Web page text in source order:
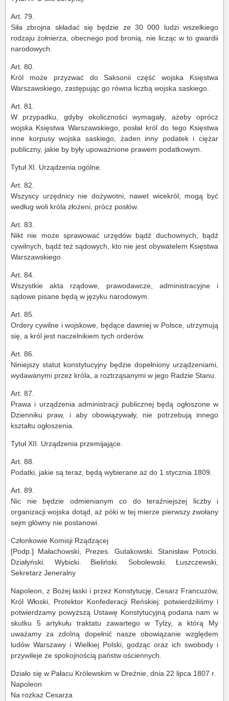
Art. 79.
Siła zbrojna składać się będzie ze 30 000 ludzi wszelkiego
rodzaju żołnierza, obecnego pod bronią, nie licząc w to gwardii
narodowych.
Art. 80.
Król może przyzwać do Saksonii część wojska Księstwa
Warszawskiego, zastępując go równa liczbą wojska saskiego.
Art. 81.
W przypadku, gdyby okoliczności wymagały, ażeby oprócz
wojska Księstwa Warszawskiego, posłał król do tego Księstwa
inne korpusy wojska saskiego, żaden inny podatek i ciężar
publiczny, jakie by były upoważnione prawem podatkowym.
Tytuł XI. Urządzenia ogólne.
Art. 82.
Wszyscy urzędnicy nie dożywotni, nawet wicekról, mogą być
według woli króla złożeni, prócz posłów.
Art. 83.
Nikt nie może sprawować urzędów bądź duchownych, bądź
cywilnych, bądź też sądowych, kto nie jest obywatelem Księstwa
Warszawskiego.
Art. 84.
Wszystkie akta rządowe, prawodawcze, administracyjne i
sądowe pisane będą w języku narodowym.
Art. 85.
Ordery cywilne i wojskowe, będące dawniej w Polsce, utrzymują
się, a król jest naczelnikiem tych orderów.
Art. 86.
Niniejszy statut konstytucyjny będzie dopełniony urządzeniami,
wydawanymi przez króla, a roztrząsanymi w jego Radzie Stanu.
Art. 87.
Prawa i urządzenia administracji publicznej będą ogłoszone w
Dzienniku praw, i aby obowiązywały, nie potrzebują innego
kształtu ogłoszenia.
Tytuł XII. Urządzenia przemijające.
Art. 88.
Podatki, jakie są teraz, będą wybierane aż do 1 stycznia 1809.
Art. 89.
Nic nie będzie odmienianym co do teraźniejszej liczby i
organizacji wojska dotąd, aż póki w tej mierze pierwszy zwołany
sejm główny nie postanowi.
Członkowie Komisji Rządzącej
[Podp.] Małachowski, Prezes. Gutakowski. Stanisław Potocki.
Działyński. Wybicki. Bieliński. Sobolewski. Łuszczewski,
Sekretarz Jeneralny
Napoleon, z Bożej łaski i przez Konstytucję, Cesarz Francuzów,
Król Włoski, Protektor Konfederacji Reńskiej: potwierdziliśmy i
potwierdzamy powyższą Ustawę Konstytucyjną podana nam w
skutku 5 artykułu traktatu zawartego w Tylży, a którą My
uważamy za zdolną dopełnić nasze obowiązanie względem
ludów Warszawy i Wielkiej Polski, godząc oraz ich swobody i
przywileje ze spokojnością państw ościennych.
Działo się w Pałacu Królewskim w Dreźnie, dnia 22 lipca 1807 r.
Napoleon
Na rozkaz Cesarza